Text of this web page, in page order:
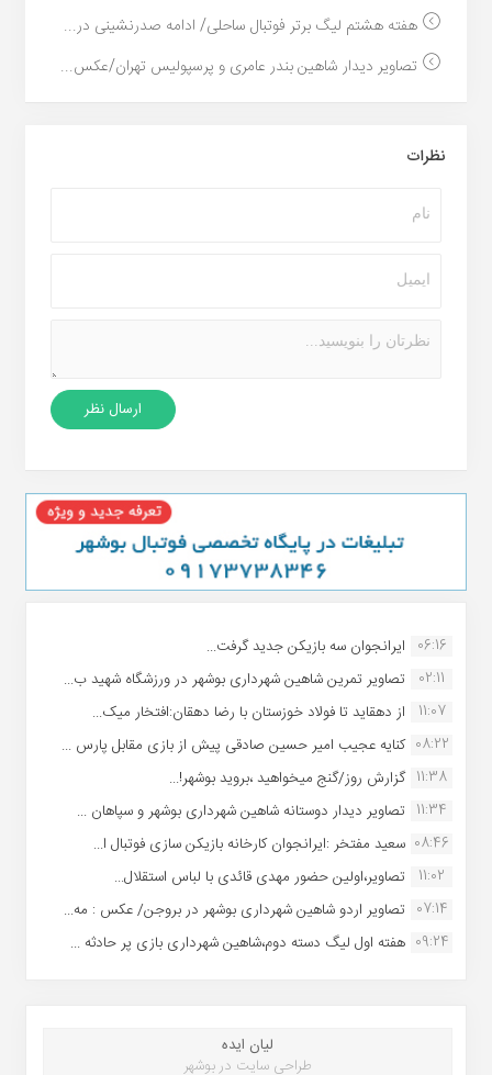
هفته هشتم لیگ برتر فوتبال ساحلی/ ادامه صدرنشینی در...
تصاویر دیدار شاهین بندر عامری و پرسپولیس تهران/عکس...
نظرات
06:16 ایرانجوان سه بازیکن جدید گرفت...
02:11
تصاویر تمرین شاهین شهردارى بوشهر در ورزشگاه شهید ب...
11:07
از دهقاید تا فولاد خوزستان با رضا دهقان:افتخار میک...
08:22 کنایه عجیب امیر حسین صادقی پیش از بازی مقابل پارس ...
11:38 گزارش روز/گنج میخواهید ،بروید بوشهر!...
11:34 تصاویر دیدار دوستانه شاهین شهردارى بوشهر و سپاهان ...
08:46 سعید مفتخر :ایرانجوان کارخانه بازیکن سازی فوتبال ا...
11:02
تصاویر،اولین حضور مهدی قائدی با لباس استقلال...
07:14 تصاویر اردو شاهین شهرداری بوشهر در بروجن/ عکس : مه...
09:24 هفته اول لیگ دسته دوم،شاهین شهرداری بازی پر حادثه ...
لیان ایده
طراحی سایت در بوشهر